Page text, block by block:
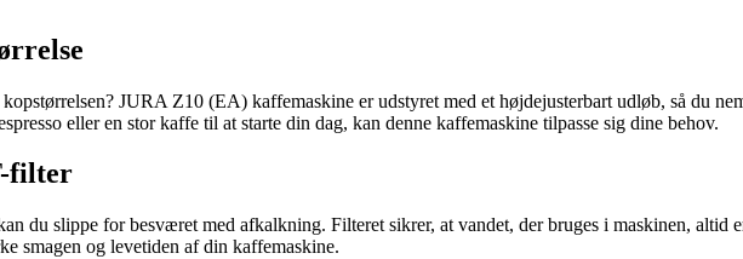
JURA Z10 (EA) kaffemaskine er udstyret med et højdejusterbart udløb, så du
eller en stor kaffe til at starte din dag, kan denne kaffemaskine tilpasse sig dine behov.
filter
du slippe for besværet med afkalkning. Filteret sikrer, at vandet, der bruges i maskinen, altid
smagen og levetiden af din kaffemaskine.